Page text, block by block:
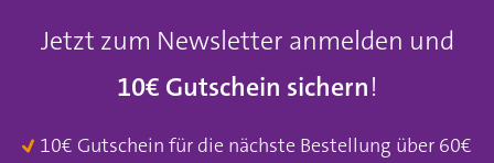
Jetzt zum Newsletter anmelden und
10€ Gutschein sichern!
10€ Gutschein für die nächste Bestellung über 60€